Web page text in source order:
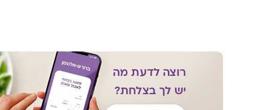
רוצה לדעת מה
יש לך בצלחת?